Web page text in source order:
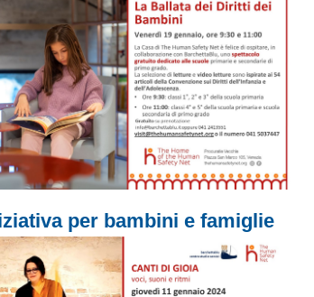
per bambini e famiglie